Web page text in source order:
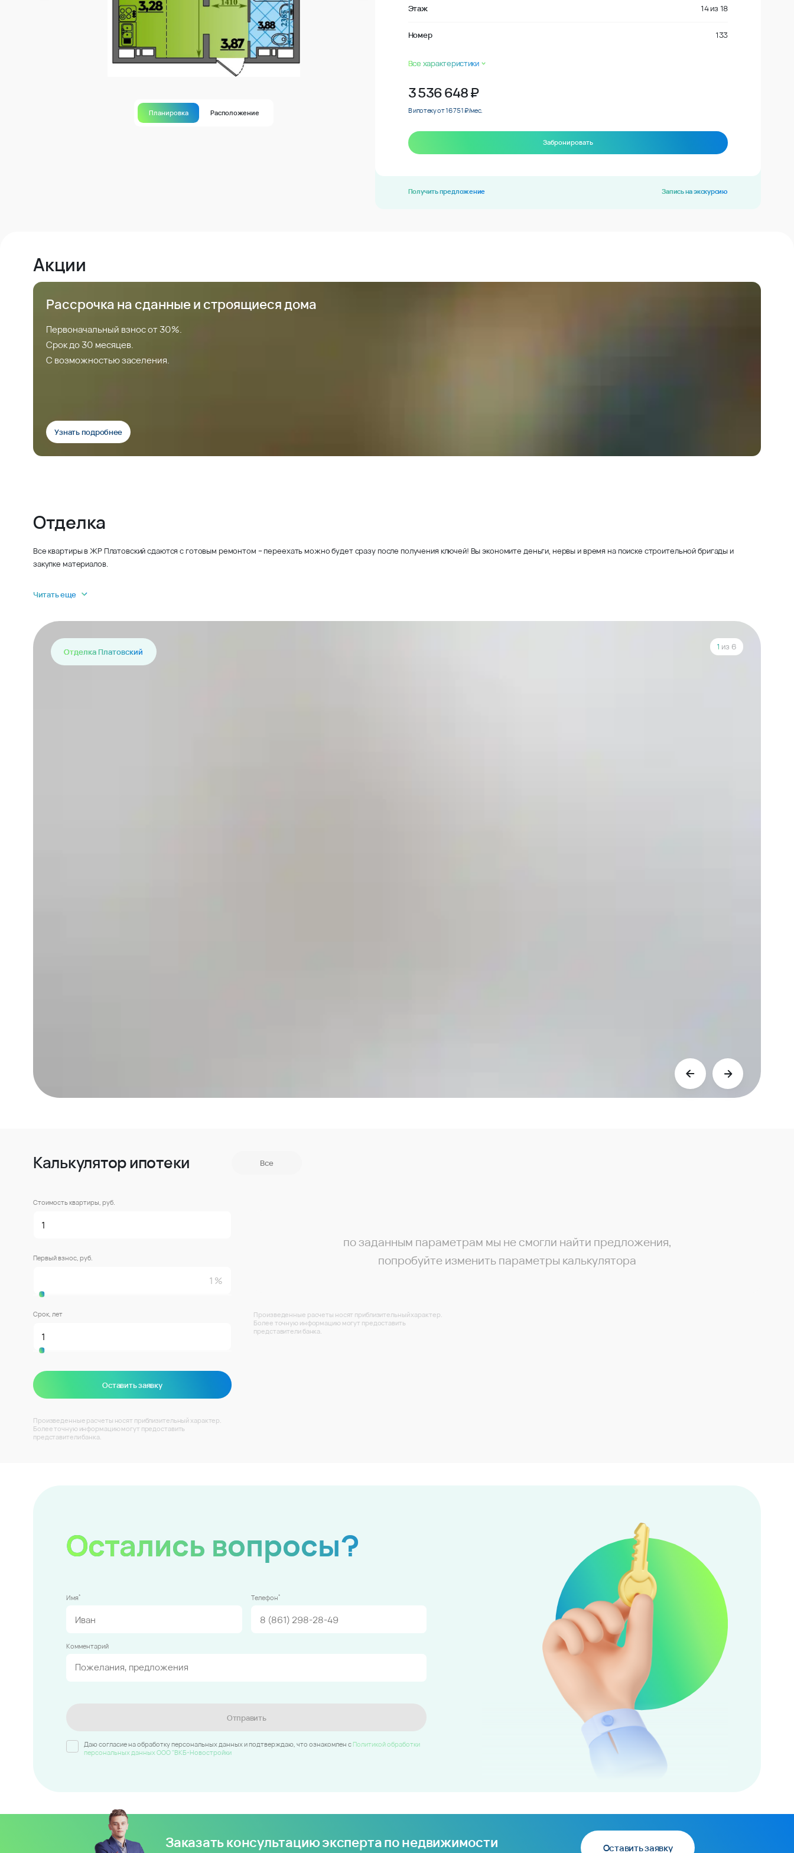
Планировка Расположение
Этаж 14из 18
Номер 133
Все характеристики
3 536 648₽
В ипотеку от 16 751 ₽/мес.
Забронировать
Получить предложение Запись на экскурсию
Акции
Рассрочка на сданные и строящиеся дома
Первоначальный взнос от 30%.
Срок до 30 месяцев.
С возможностью заселения.
Узнать подробнее
Отделка
Все квартиры в ЖР Платовский сдаются с готовым ремонтом – переехать можно будет сразу после получения ключей! Вы экономите деньги, нервы и время на поиске строительной бригады и
закупке материалов.
Читать еще
Отделка Платовский
1 из 6
Калькулятор ипотеки Все
Стоимость квартиры, руб.
Первый взнос, руб.
Срок, лет
Оставить заявку
Произведенные расчеты носят приблизительный характер.
Более точную информацию могут предоставить
представители банка.
по заданным параметрам мы не смогли найти предложения,
попробуйте изменить параметры калькулятора
Произведенные расчеты носят приблизительный характер.
Более точную информацию могут предоставить
представители банка.
Остались вопросы?
Имя* Телефон*
Комментарий
Отправить
Даю согласие на обработку персональных данных и подтверждаю, что ознакомлен c Политикой обработки
персональных данных ООО "ВКБ-Новостройки
Заказать консультацию эксперта по недвижимости Оставить заявку